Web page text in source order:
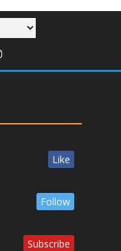
Like
Follow
Subscribe